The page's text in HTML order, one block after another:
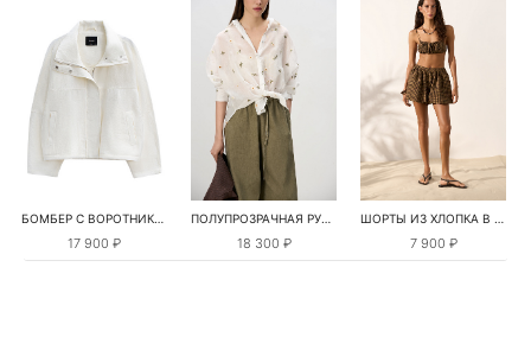
БОМБЕР С ВОРОТНИКОМ-СТОЙКОЙ
17 900 ₽
ПОЛУПРОЗРАЧНАЯ РУБАШКА С РОМАШКАМИ
18 300 ₽
ШОРТЫ ИЗ ХЛОПКА В КЛЕТКУ
7 900 ₽